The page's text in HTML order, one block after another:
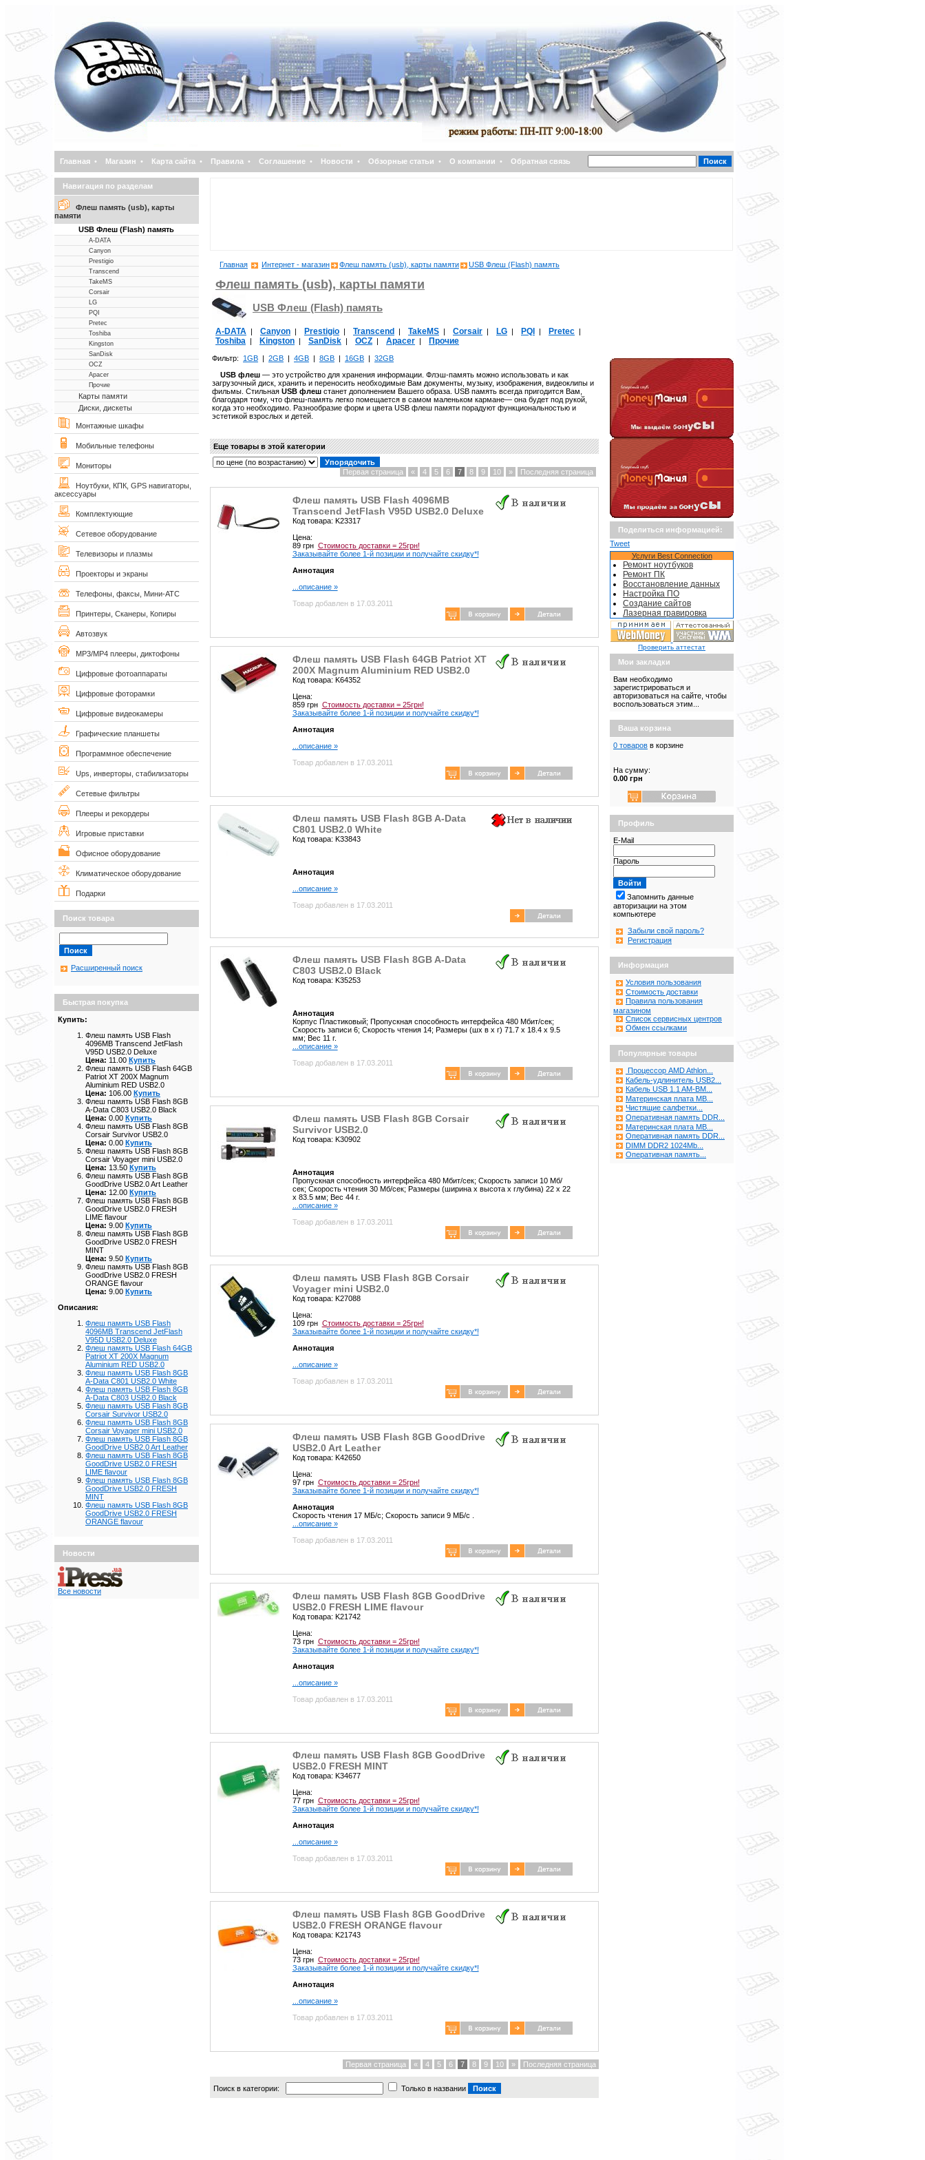
Главная • Магазин • Карта сайта • Правила • Соглашение • Новости • Обзорные статьи • О компании • Обратная связь
Навигация по разделам
Флеш память (usb), карты
памяти
USB Флеш (Flash) память
A-DATA
Canyon
Prestigio
Transcend
TakeMS
Corsair
LG
PQI
Pretec
Toshiba
Kingston
SanDisk
OCZ
Apacer
Прочие
Карты памяти
Диски, дискеты
Монтажные шкафы
Мобильные телефоны
Мониторы
Ноутбуки, КПК, GPS навигаторы,
аксессуары
Комплектующие
Сетевое оборудование
Телевизоры и плазмы
Проекторы и экраны
Телефоны, факсы, Мини-АТС
Принтеры, Сканеры, Копиры
Автозвук
MP3/MP4 плееры, диктофоны
Цифровые фотоаппараты
Цифровые фоторамки
Цифровые видеокамеры
Графические планшеты
Программное обеспечение
Ups, инверторы, стабилизаторы
Сетевые фильтры
Плееры и рекордеры
Игровые приставки
Офисное оборудование
Климатическое оборудование
Подарки
Поиск товара
Расширенный поиск
Быстрая покупка
Купить:
Флеш память USB Flash
4096MB Transcend JetFlash
V95D USB2.0 Deluxe
Цена: 11.00 Купить
Флеш память USB Flash 64GB
Patriot XT 200X Magnum
Aluminium RED USB2.0
Цена: 106.00 Купить
Флеш память USB Flash 8GB
A-Data C803 USB2.0 Black
Цена: 0.00 Купить
Флеш память USB Flash 8GB
Corsair Survivor USB2.0
Цена: 0.00 Купить
Флеш память USB Flash 8GB
Corsair Voyager mini USB2.0
Цена: 13.50 Купить
Флеш память USB Flash 8GB
GoodDrive USB2.0 Art Leather
Цена: 12.00 Купить
Флеш память USB Flash 8GB
GoodDrive USB2.0 FRESH
LIME flavour
Цена: 9.00 Купить
Флеш память USB Flash 8GB
GoodDrive USB2.0 FRESH
MINT
Цена: 9.50 Купить
Флеш память USB Flash 8GB
GoodDrive USB2.0 FRESH
ORANGE flavour
Цена: 9.00 Купить
Описания:
Флеш память USB Flash
4096MB Transcend JetFlash
V95D USB2.0 Deluxe
Флеш память USB Flash 64GB
Patriot XT 200X Magnum
Aluminium RED USB2.0
Флеш память USB Flash 8GB
A-Data C801 USB2.0 White
Флеш память USB Flash 8GB
A-Data C803 USB2.0 Black
Флеш память USB Flash 8GB
Corsair Survivor USB2.0
Флеш память USB Flash 8GB
Corsair Voyager mini USB2.0
Флеш память USB Flash 8GB
GoodDrive USB2.0 Art Leather
Флеш память USB Flash 8GB
GoodDrive USB2.0 FRESH
LIME flavour
Флеш память USB Flash 8GB
GoodDrive USB2.0 FRESH
MINT
Флеш память USB Flash 8GB
GoodDrive USB2.0 FRESH
ORANGE flavour
Новости
Все новости
Главная Интернет - магазин Флеш память (usb), карты памяти USB Флеш (Flash) память
Флеш память (usb), карты памяти
USB Флеш (Flash) память
A-DATA | Canyon | Prestigio | Transcend | TakeMS | Corsair | LG | PQI | Pretec |
Toshiba | Kingston | SanDisk | OCZ | Apacer | Прочие
Фильтр: 1GB | 2GB | 4GB | 8GB | 16GB | 32GB
USB флеш — это устройство для хранения информации. Флэш-память можно использовать и как
загрузочный диск, хранить и переносить необходимые Вам документы, музыку, изображения, видеоклипы и
фильмы. Стильная USB флеш станет дополнением Вашего образа. USB память всегда пригодится Вам,
благодаря тому, что флеш-память легко помещается в самом маленьком кармане— она будет под рукой,
когда это необходимо. Разнообразие форм и цвета USB флеш памяти порадуют функциональностью и
эстетикой взрослых и детей.
Еще товары в этой категории
Первая страница « 4 5 6 7 8 9 10 » Последняя страница
Флеш память USB Flash 4096MB
Transcend JetFlash V95D USB2.0 Deluxe
Код товара: K23317
Цена:
89 грн Стоимость доставки = 25грн!
Заказывайте более 1-й позиции и получайте скидку*!
Аннотация
...описание »
Товар добавлен в 17.03.2011
Флеш память USB Flash 64GB Patriot XT
200X Magnum Aluminium RED USB2.0
Код товара: K64352
Цена:
859 грн Стоимость доставки = 25грн!
Заказывайте более 1-й позиции и получайте скидку*!
Аннотация
...описание »
Товар добавлен в 17.03.2011
Флеш память USB Flash 8GB A-Data
C801 USB2.0 White
Код товара: K33843
Аннотация
...описание »
Товар добавлен в 17.03.2011
Флеш память USB Flash 8GB A-Data
C803 USB2.0 Black
Код товара: K35253
Аннотация
Корпус Пластиковый; Пропускная способность интерфейса 480 Мбит/сек;
Скорость записи 6; Скорость чтения 14; Размеры (шх в х г) 71.7 x 18.4 x 9.5
мм; Вес 11 г.
...описание »
Товар добавлен в 17.03.2011
Флеш память USB Flash 8GB Corsair
Survivor USB2.0
Код товара: K30902
Аннотация
Пропускная способность интерфейса 480 Мбит/сек; Скорость записи 10 Мб/
сек; Скорость чтения 30 Мб/сек; Размеры (ширина х высота х глубина) 22 х 22
х 83.5 мм; Вес 44 г.
...описание »
Товар добавлен в 17.03.2011
Флеш память USB Flash 8GB Corsair
Voyager mini USB2.0
Код товара: K27088
Цена:
109 грн Стоимость доставки = 25грн!
Заказывайте более 1-й позиции и получайте скидку*!
Аннотация
...описание »
Товар добавлен в 17.03.2011
Флеш память USB Flash 8GB GoodDrive
USB2.0 Art Leather
Код товара: K42650
Цена:
97 грн Стоимость доставки = 25грн!
Заказывайте более 1-й позиции и получайте скидку*!
Аннотация
Скорость чтения 17 МБ/с; Скорость записи 9 МБ/с .
...описание »
Товар добавлен в 17.03.2011
Флеш память USB Flash 8GB GoodDrive
USB2.0 FRESH LIME flavour
Код товара: K21742
Цена:
73 грн Стоимость доставки = 25грн!
Заказывайте более 1-й позиции и получайте скидку*!
Аннотация
...описание »
Товар добавлен в 17.03.2011
Флеш память USB Flash 8GB GoodDrive
USB2.0 FRESH MINT
Код товара: K34677
Цена:
77 грн Стоимость доставки = 25грн!
Заказывайте более 1-й позиции и получайте скидку*!
Аннотация
...описание »
Товар добавлен в 17.03.2011
Флеш память USB Flash 8GB GoodDrive
USB2.0 FRESH ORANGE flavour
Код товара: K21743
Цена:
73 грн Стоимость доставки = 25грн!
Заказывайте более 1-й позиции и получайте скидку*!
Аннотация
...описание »
Товар добавлен в 17.03.2011
Первая страница « 4 5 6 7 8 9 10 » Последняя страница
Поиск в категории: Только в названии
Поделиться информацией:
Tweet
Услуги Best Connection
Ремонт ноутбуков
Ремонт ПК
Восстановление данных
Настройка ПО
Создание сайтов
Лазерная гравировка
Проверить аттестат
Мои закладки
Вам необходимо
зарегистрироваться и
авторизоваться на сайте, чтобы
воспользоваться этим...
Ваша корзина
0 товаров в корзине
На сумму:
0.00 грн
Профиль
E-Mail
Пароль
Запомнить данные
авторизации на этом
компьютере
Забыли свой пароль?
Регистрация
Информация
Условия пользования
Стоимость доставки
Правила пользования
магазином
Список сервисных центров
Обмен ссылками
Популярные товары
Процессор AMD Athlon...
Кабель-удлинитель USB2...
Кабель USB 1.1 AM-BM...
Материнская плата MB...
Чистящие салфетки...
Оперативная память DDR...
Материнская плата MB...
Оперативная память DDR...
DIMM DDR2 1024Mb...
Оперативная память...